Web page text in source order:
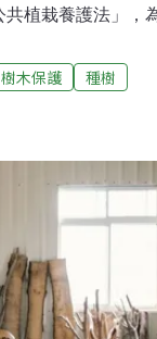
植栽養護法」，
溝通說明會蒐集
環境部7月20日
，故中央會整合氣
遮蔭缺口」。張根
從你的住家開始到
希望每個縣市至少
樹木保護 種樹